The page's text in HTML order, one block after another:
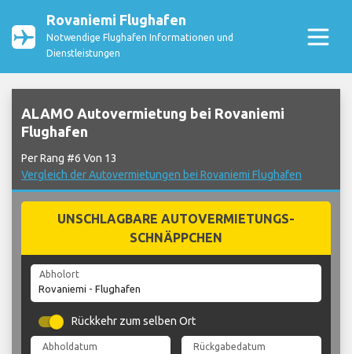
Rovaniemi Flughafen
Notwendige Flughafen Informationen und
Dienstleistungen
ALAMO Autovermietung bei Rovaniemi
Flughafen
Per Rang #6 Von 13
Vergleich der Autovermietungen bei Rovaniemi Flughafen
UNSCHLAGBARE AUTOVERMIETUNGS-
SCHNÄPPCHEN
Abholort
Rückkehr zum selben Ort
Abholdatum Rückgabedatum